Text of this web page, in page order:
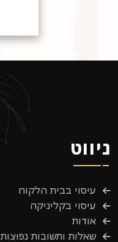
ניווט
עיסוי בבית הלקוח
עיסוי בקליניקה
אודות
שאלות ותשובות נפוצות